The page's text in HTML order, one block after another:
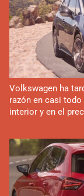
Volkswagen ha
razón en casi
interior y en el